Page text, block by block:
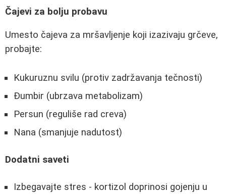
Čajevi za bolju probavu
Umesto čajeva za mršavljenje koji izazivaju grčeve,
probajte:
Kukuruznu svilu (protiv zadržavanja tečnosti)
Đumbir (ubrzava metabolizam)
Persun (reguliše rad creva)
Nana (smanjuje nadutost)
Dodatni saveti
Izbegavajte stres - kortizol doprinosi gojenju u